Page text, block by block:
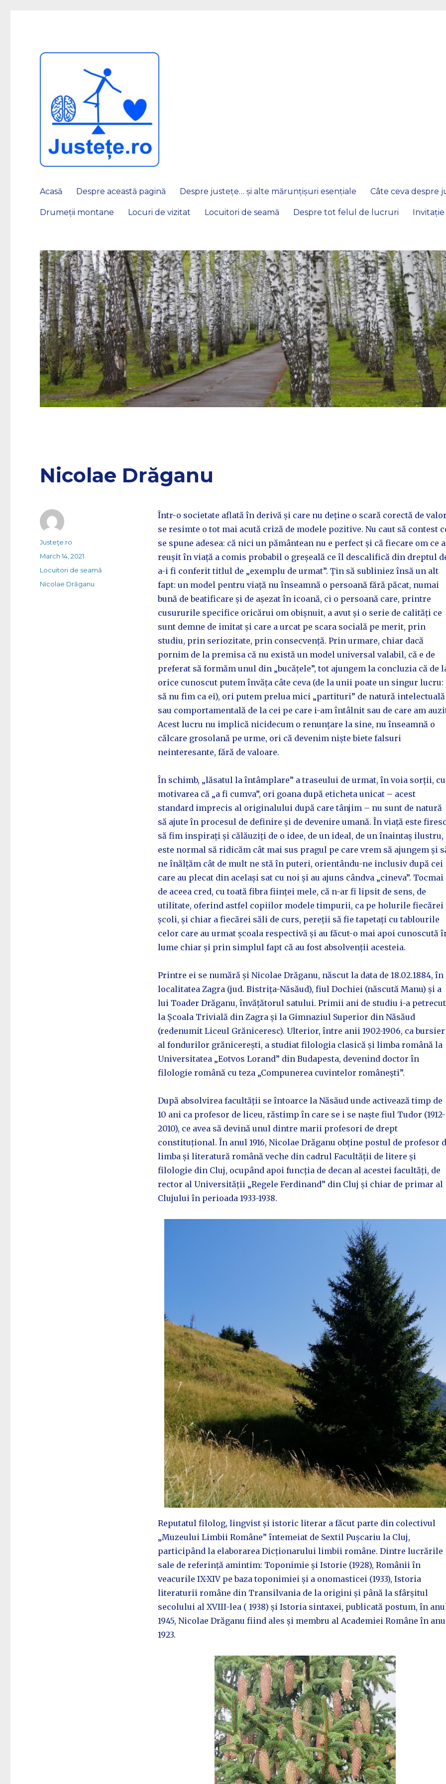
Acasă Despre această pagină Despre justețe… și alte mărunțișuri esențiale Câte ceva despre
Drumeții montane Locuri de vizitat Locuitori de seamă Despre tot felul de lucruri
Nicolae Drăganu
Într-o societate aflată în derivă și care nu deține o scară corectă de
se resimte o tot mai acută criză de modele pozitive. Nu caut să contest
se spune adesea: că nici un pământean nu e perfect și că fiecare om ce a
reușit în viață a comis probabil o greșeală ce îl descalifică din dreptul
a-i fi conferit titlul de „exemplu de urmat”. Țin să subliniez însă un alt
fapt: un model pentru viață nu înseamnă o persoană fără păcat, numai
bună de beatificare și de așezat în icoană, ci o persoană care, printre
cusururile specifice oricărui om obișnuit, a avut și o serie de calități ce
sunt demne de imitat și care a urcat pe scara socială pe merit, prin
studiu, prin seriozitate, prin consecvență. Prin urmare, chiar dacă
pornim de la premisa că nu există un model universal valabil, că e de
preferat să formăm unul din „bucățele”, tot ajungem la concluzia că de
orice cunoscut putem învăța câte ceva (de la unii poate un singur lucru:
să nu fim ca ei), ori putem prelua mici „partituri” de natură intelectuală
sau comportamentală de la cei pe care i-am întâlnit sau de care am
Acest lucru nu implică nicidecum o renunțare la sine, nu înseamnă o
călcare grosolană pe urme, ori că devenim niște biete falsuri
neinteresante, fără de valoare.
În schimb, „lăsatul la întâmplare” a traseului de urmat, în voia sorții, cu
motivarea că „a fi cumva”, ori goana după eticheta unicat – acest
standard imprecis al originalului după care tânjim – nu sunt de natură
să ajute în procesul de definire și de devenire umană. În viață este
să fim inspirați și călăuziți de o idee, de un ideal, de un înaintaș ilustru,
este normal să ridicăm cât mai sus pragul pe care vrem să ajungem și
ne înălțăm cât de mult ne stă în puteri, orientându-ne inclusiv după cei
care au plecat din același sat cu noi și au ajuns cândva „cineva”. Tocmai
de aceea cred, cu toată fibra ființei mele, că n-ar fi lipsit de sens, de
utilitate, oferind astfel copiilor modele timpurii, ca pe holurile fiecărei
școli, și chiar a fiecărei săli de curs, pereții să fie tapetați cu tablourile
celor care au urmat școala respectivă și au făcut-o mai apoi cunoscută
lume chiar și prin simplul fapt că au fost absolvenții acesteia.
Printre ei se numără și Nicolae Drăganu, născut la data de 18.02.1884, în
localitatea Zagra (jud. Bistrița-Năsăud), fiul Dochiei (născută Manu) și a
lui Toader Drăganu, învățătorul satului. Primii ani de studiu i-a petrecut
la Școala Trivială din Zagra și la Gimnaziul Superior din Năsăud
(redenumit Liceul Grăniceresc). Ulterior, între anii 1902-1906, ca bursier
al fondurilor grănicerești, a studiat filologia clasică și limba română la
Universitatea „Eotvos Lorand” din Budapesta, devenind doctor în
filologie română cu teza „Compunerea cuvintelor românești”.
După absolvirea facultății se întoarce la Năsăud unde activează timp de
10 ani ca profesor de liceu, răstimp în care se i se naște fiul Tudor (1912-
2010), ce avea să devină unul dintre marii profesori de drept
constituțional. În anul 1916, Nicolae Drăganu obține postul de profesor
limba și literatură română veche din cadrul Facultății de litere și
filologie din Cluj, ocupând apoi funcția de decan al acestei facultăți, de
rector al Universității „Regele Ferdinand” din Cluj și chiar de primar al
Clujului în perioada 1933-1938.
Reputatul filolog, lingvist și istoric literar a făcut parte din colectivul
„Muzeului Limbii Române” întemeiat de Sextil Pușcariu la Cluj,
participând la elaborarea Dicționarului limbii române. Dintre lucrările
sale de referință amintim: Toponimie și Istorie (1928), Românii în
veacurile IX-XIV pe baza toponimiei și a onomasticei (1933), Istoria
literaturii române din Transilvania de la origini și până la sfârșitul
secolului al XVIII-lea ( 1938) și Istoria sintaxei, publicată postum, în
1945, Nicolae Drăganu fiind ales și membru al Academiei Române în
1923.
Author
Justeţe.ro
Posted
March 14, 2021
Categories
Locuitori de seamă
Tags
Nicolae Drăganu